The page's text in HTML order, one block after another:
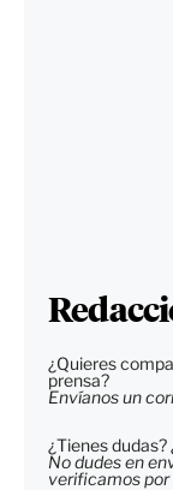
¿Quieres
prensa?
Envíanos un
¿Tienes
No dudes en
verificamos por